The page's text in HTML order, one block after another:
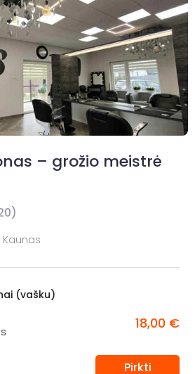
– grožio meistrė
Kaunas
(vašku)
18,00 €
Pirkti